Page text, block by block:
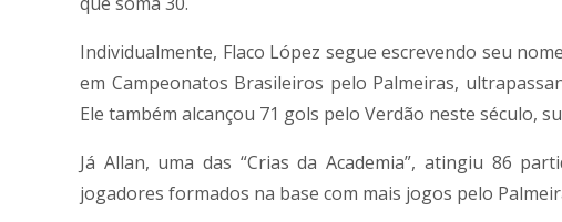
Individualmente, Flaco López segue escrevendo seu
em Campeonatos Brasileiros pelo Palmeiras,
Ele também alcançou 71 gols pelo Verdão neste século,
Já Allan, uma das “Crias da Academia”, atingiu 86
jogadores formados na base com mais jogos pelo